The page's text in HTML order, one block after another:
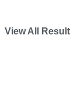
View All Result